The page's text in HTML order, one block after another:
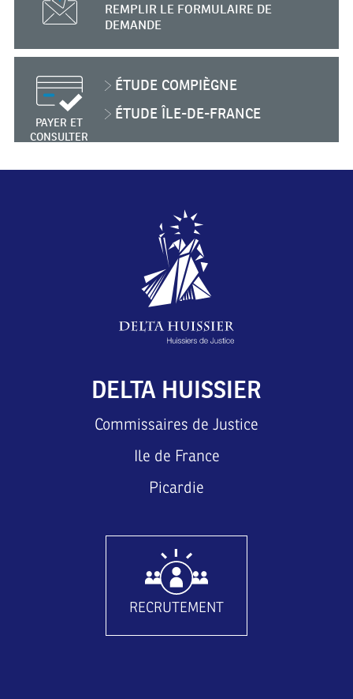
REMPLIR LE FORMULAIRE DE
DEMANDE
PAYER ET
CONSULTER
ÉTUDE COMPIÈGNE
ÉTUDE ÎLE-DE-FRANCE
RECRUTEMENT
DELTA HUISSIER
Commissaires de Justice
Ile de France
Picardie